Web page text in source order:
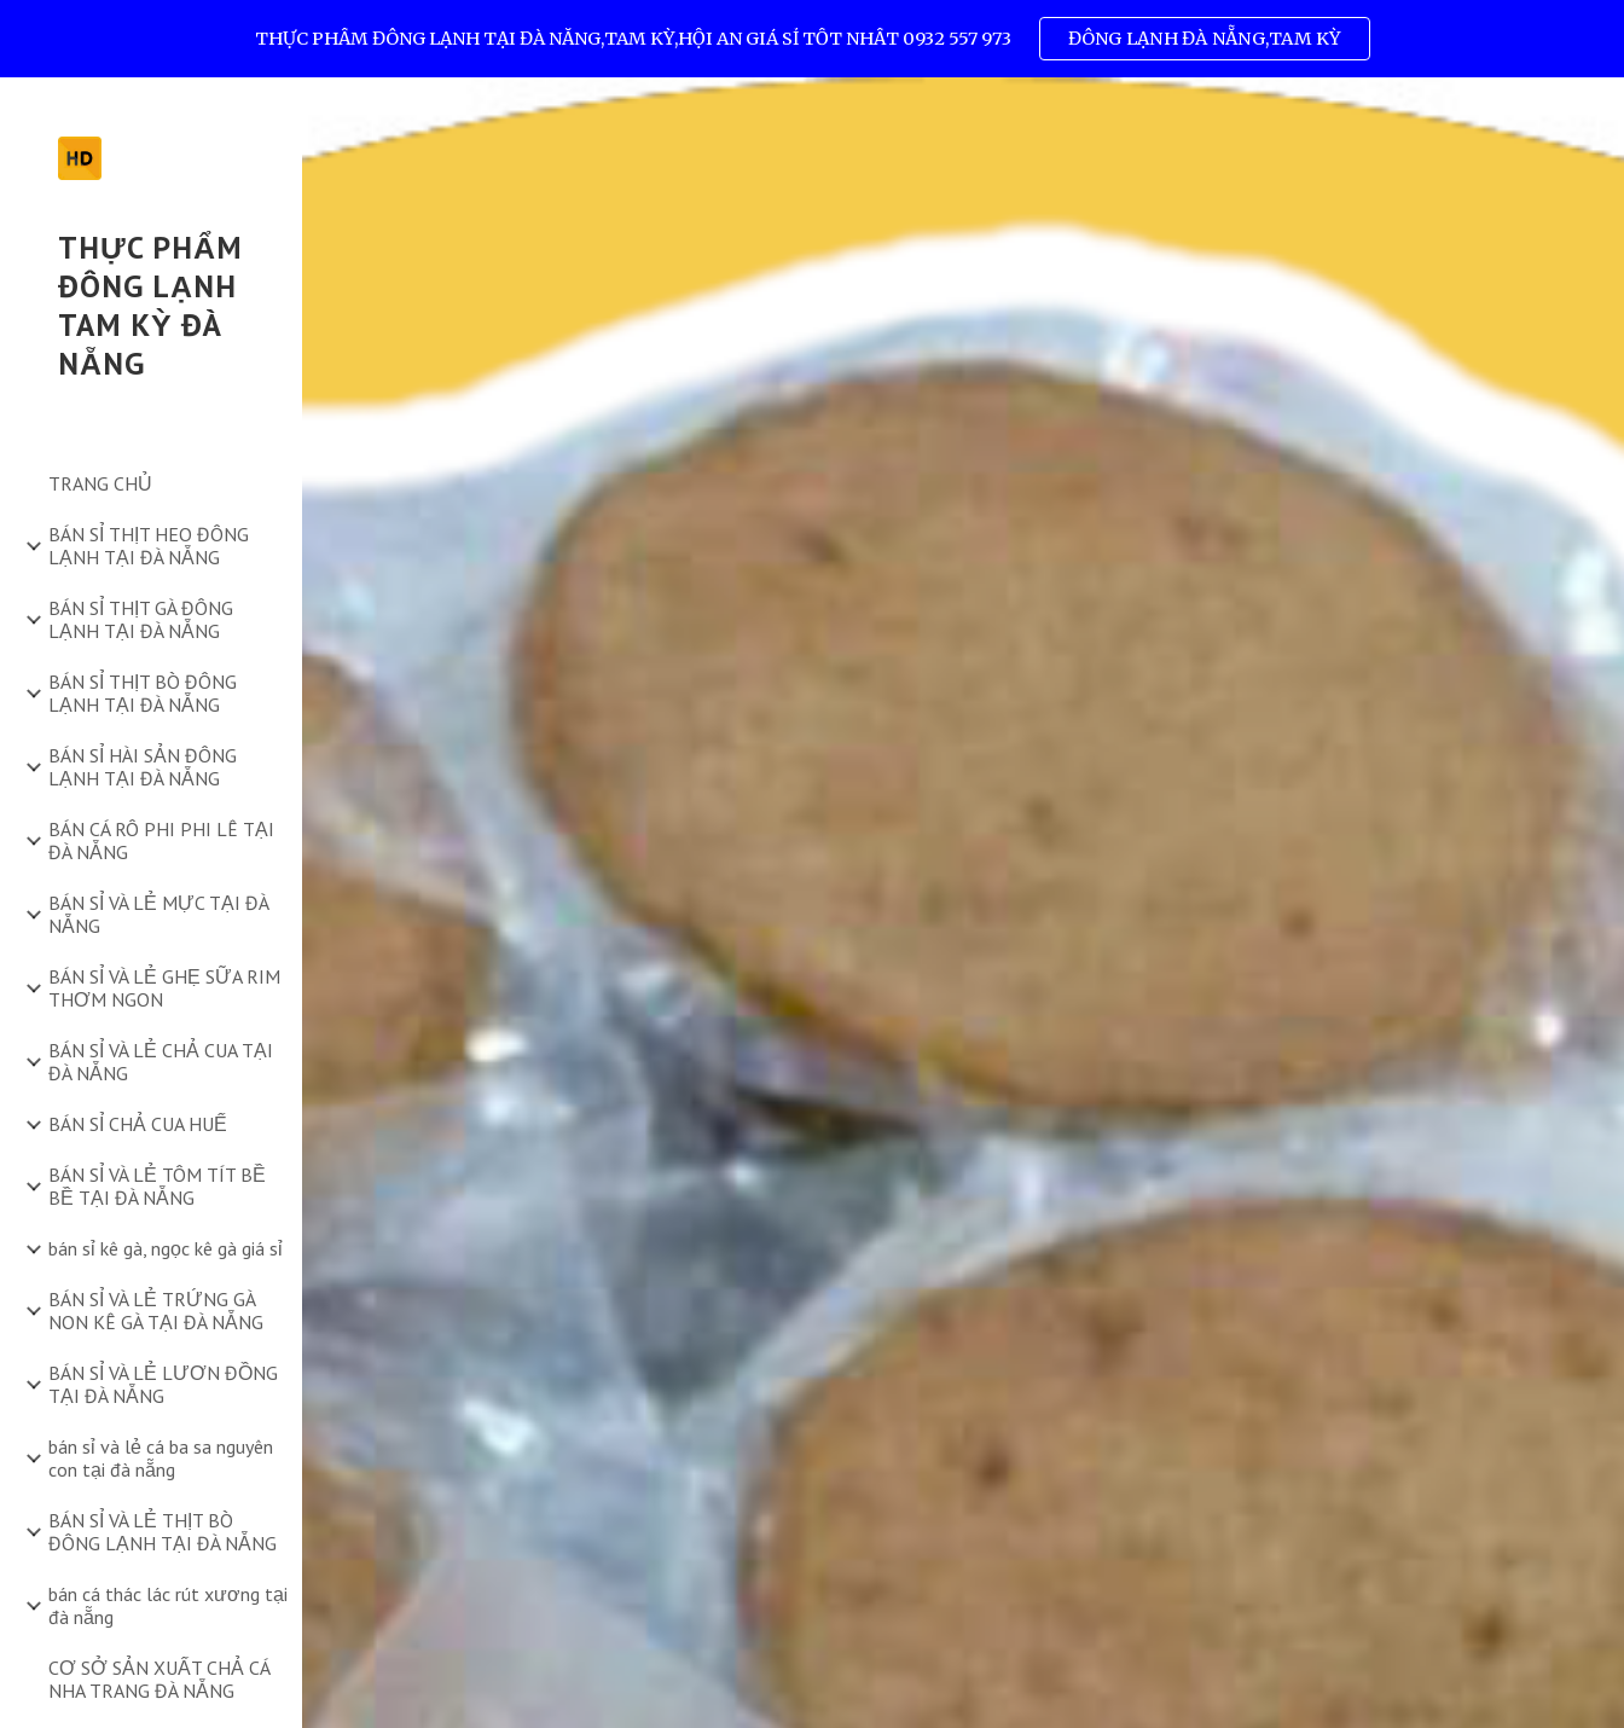
Skip to main content Skip to navigation
THỰC PHẨM ĐÔNG LẠNH TẠI ĐÀ NẴNG,TAM KỲ,HỘI AN GIÁ SỈ TỐT NHẤT 0932 557 973 ĐÔNG LẠNH ĐÀ NẴNG,TAM KỲ
THỰC PHẨM
ĐÔNG LẠNH
TAM KỲ ĐÀ
NẴNG
TRANG CHỦ
BÁN SỈ THỊT HEO ĐÔNG
LẠNH TẠI ĐÀ NẴNG
BÁN SỈ THỊT GÀ ĐÔNG
LẠNH TẠI ĐÀ NẴNG
BÁN SỈ THỊT BÒ ĐÔNG
LẠNH TẠI ĐÀ NẴNG
BÁN SỈ HÀI SẢN ĐÔNG
LẠNH TẠI ĐÀ NẴNG
BÁN CÁ RÔ PHI PHI LÊ TẠI
ĐÀ NẴNG
BÁN SỈ VÀ LẺ MỰC TẠI ĐÀ
NẴNG
BÁN SỈ VÀ LẺ GHẸ SỮA RIM
THƠM NGON
BÁN SỈ VÀ LẺ CHẢ CUA TẠI
ĐÀ NẴNG
BÁN SỈ CHẢ CUA HUẾ
BÁN SỈ VÀ LẺ TÔM TÍT BỀ
BỀ TẠI ĐÀ NẴNG
bán sỉ kê gà, ngọc kê gà giá sỉ
BÁN SỈ VÀ LẺ TRỨNG GÀ
NON KÊ GÀ TẠI ĐÀ NẴNG
BÁN SỈ VÀ LẺ LƯƠN ĐỒNG
TẠI ĐÀ NẴNG
bán sỉ và lẻ cá ba sa nguyên
con tại đà nẵng
BÁN SỈ VÀ LẺ THỊT BÒ
ĐÔNG LẠNH TẠI ĐÀ NẴNG
bán cá thác lác rút xương tại
đà nẵng
CƠ SỞ SẢN XUẤT CHẢ CÁ
NHA TRANG ĐÀ NẴNG